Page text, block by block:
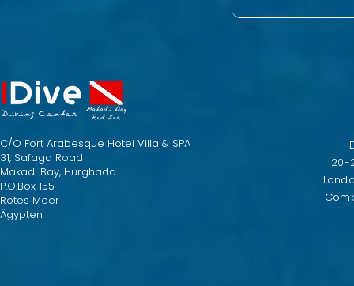
C/O Fort Arabesque Hotel Villa & SPA
31, Safaga Road
Makadi Bay, Hurghada
P.O.Box 155
Rotes Meer
Ägypten
20-